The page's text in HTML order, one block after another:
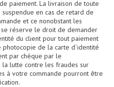
Et Mp3 (rack 19")
Et Logiciel
Numérique
paiement. La livraison de toute
en cas de retard de
et ce nonobstant les
se réserve le droit de demander
du client pour tout paiement
photocopie de la carte d´identité
par chèque par le
la lutte contre les fraudes sur
à votre commande pourront être